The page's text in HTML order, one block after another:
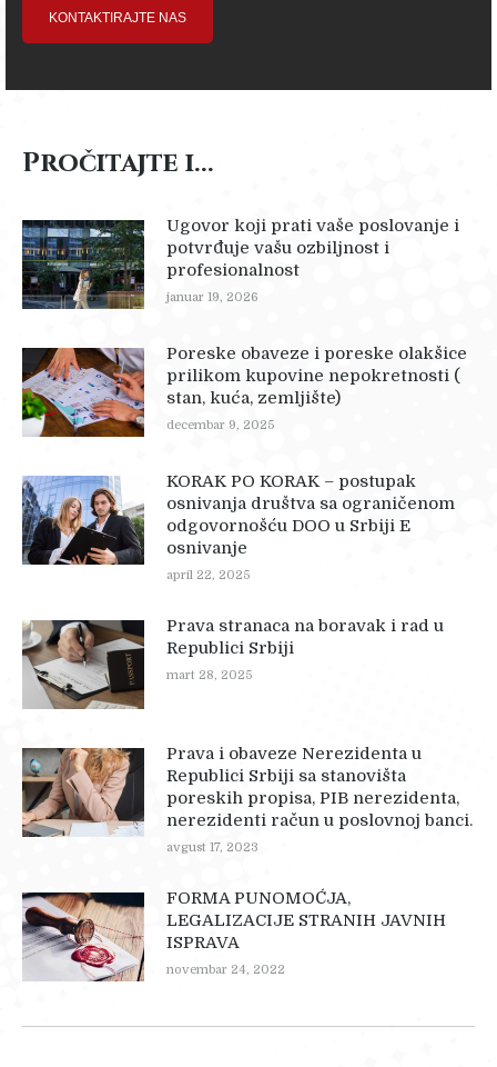
KONTAKTIRAJTE NAS
Pročitajte i...
Ugovor koji prati vaše poslovanje i
potvrđuje vašu ozbiljnost i
profesionalnost
januar 19, 2026
Poreske obaveze i poreske olakšice
prilikom kupovine nepokretnosti (
stan, kuća, zemljište)
decembar 9, 2025
KORAK PO KORAK – postupak
osnivanja društva sa ograničenom
odgovornošću DOO u Srbiji E
osnivanje
april 22, 2025
Prava stranaca na boravak i rad u
Republici Srbiji
mart 28, 2025
Prava i obaveze Nerezidenta u
Republici Srbiji sa stanovišta
poreskih propisa, PIB nerezidenta,
nerezidenti račun u poslovnoj banci.
avgust 17, 2023
FORMA PUNOMOĆJA,
LEGALIZACIJE STRANIH JAVNIH
ISPRAVA
novembar 24, 2022